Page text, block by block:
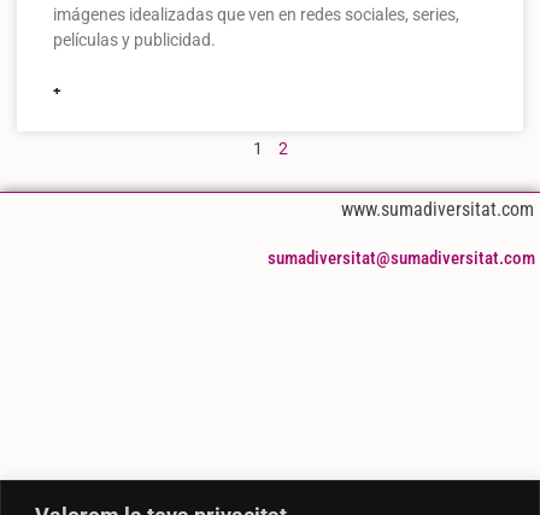
imágenes idealizadas que ven en redes sociales, series,
películas y publicidad.
+
1 2
www.sumadiversitat.com
sumadiversitat@sumadiversitat.com